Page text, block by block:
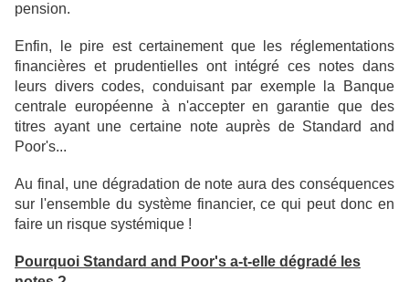
pension.
Enfin, le pire est certainement que les réglementations
financières et prudentielles ont intégré ces notes dans
leurs divers codes, conduisant par exemple la Banque
centrale européenne à n'accepter en garantie que des
titres ayant une certaine note auprès de Standard and
Poor's...
Au final, une dégradation de note aura des conséquences
sur l'ensemble du système financier, ce qui peut donc en
faire un risque systémique !
Pourquoi Standard and Poor's a-t-elle dégradé les